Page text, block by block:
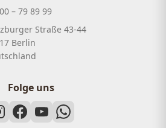
– 79 89 99
Straße 43-44
Berlin
Folge uns